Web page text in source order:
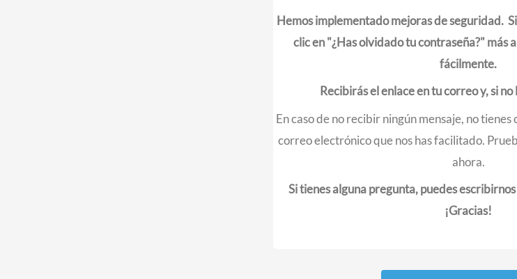
Hemos implementado mejoras de seguridad.
clic en "¿Has olvidado tu contraseña?" más
fácilmente.
Recibirás el enlace en tu correo y, si
En caso de no recibir ningún mensaje, no
correo electrónico que nos has facilitado.
ahora.
Si tienes alguna pregunta, puedes
¡Gracias!